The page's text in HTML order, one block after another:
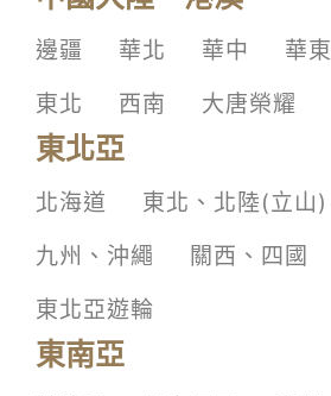
邊疆 華北 華中 華東
東北
西南 大唐榮耀
東北亞
北海道 東北、北陸(立山)
九州、沖繩
關西、四國
東北亞遊輪
東南亞